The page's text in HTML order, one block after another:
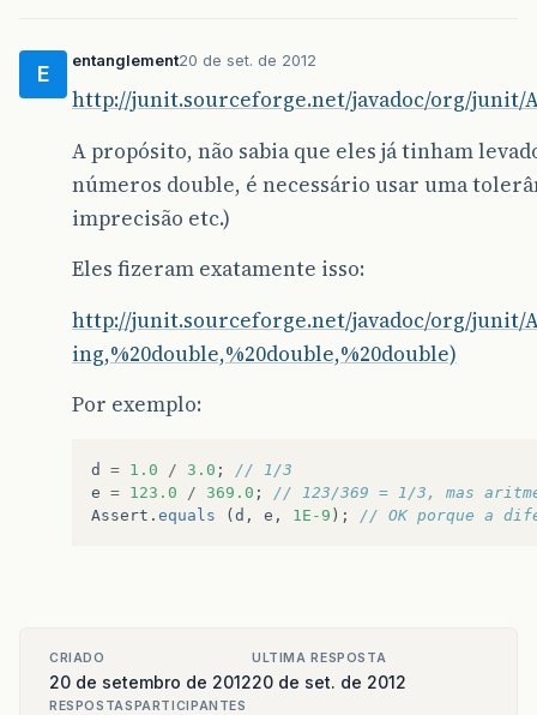
E
entanglement20 de set. de 2012
http://junit.sourceforge.net/javadoc/org/junit/
A propósito, não sabia que eles já tinham
números double, é necessário usar uma
imprecisão etc.)
Eles fizeram exatamente isso:
http://junit.sourceforge.net/javadoc/org/junit/
ing,%20double,%20double,%20double)
Por exemplo:
d = 1.0 / 3.0 ;
// 1/3
e = 123.0 / 369.0 ;
// 123/369 = 1/3, mas
Assert . equals (d , e , 1E-9 ); // OK porque a
CRIADO
20 de setembro de 2012
ULTIMA RESPOSTA
20 de set. de 2012
RESPOSTASPARTICIPANTES